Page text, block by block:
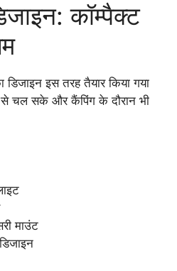
कॉम्पैक्ट
इस तरह तैयार किया गया
चल सके और कैंपिंग के दौरान भी
माउंट